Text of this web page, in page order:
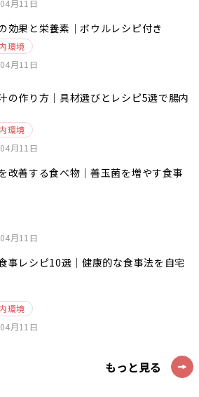
月11日
効果と栄養素｜ボウルレシピ付き
環境
月11日
の作り方｜具材選びとレシピ5選で腸内
環境
月11日
改善する食べ物｜善玉菌を増やす食事
月11日
事レシピ10選｜健康的な食事法を自宅
環境
月11日
もっと見る